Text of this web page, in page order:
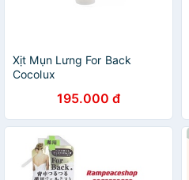
Xịt Mụn Lưng For Back
Cocolux
195.000 đ